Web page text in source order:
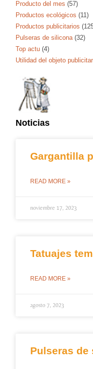
Producto del mes (57)
Productos ecológicos (11)
Productos publicitarios
Pulseras de silicona (32)
Top actu (4)
Utilidad del objeto
Noticias
Gargantilla
READ MORE »
noviembre 17, 2023
Tatuajes
READ MORE »
agosto 7, 2023
Pulseras de